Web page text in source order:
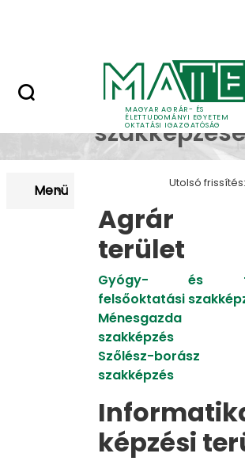
MAGYAR AGRÁR- ÉS
ÉLETTUDOMÁNYI EGYETEM
OKTATÁSI IGAZGATÓSÁG
Felsőoktatási
Felsőoktatási
Menü Utolsó
Agrár
terület
Gyógy- és
felsőoktatási
Ménesgazda
szakképzés
Szőlész-borász
szakképzés
képzési